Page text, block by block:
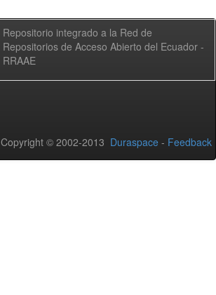
Repositorio integrado a la Red de
Repositorios de Acceso Abierto del Ecuador -
RRAAE
Copyright © 2002-2013 Duraspace - Feedback